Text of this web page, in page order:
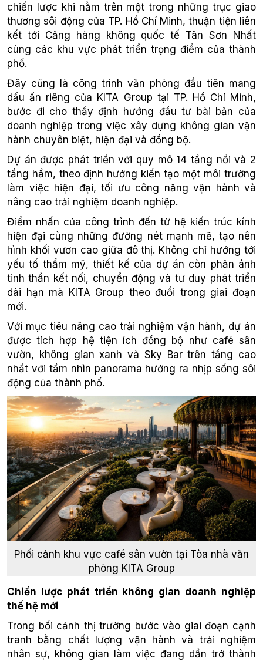
chiến lược khi nằm trên một trong những trục giao
thương sôi động của TP. Hồ Chí Minh, thuận tiện liên
kết tới Cảng hàng không quốc tế Tân Sơn Nhất
cùng các khu vực phát triển trọng điểm của thành
phố.
Đây cũng là công trình văn phòng đầu tiên mang
dấu ấn riêng của KITA Group tại TP. Hồ Chí Minh,
bước đi cho thấy định hướng đầu tư bài bản của
doanh nghiệp trong việc xây dựng không gian vận
hành chuyên biệt, hiện đại và đồng bộ.
Dự án được phát triển với quy mô 14 tầng nổi và 2
tầng hầm, theo định hướng kiến tạo một môi trường
làm việc hiện đại, tối ưu công năng vận hành và
nâng cao trải nghiệm doanh nghiệp.
Điểm nhấn của công trình đến từ hệ kiến trúc kính
hiện đại cùng những đường nét mạnh mẽ, tạo nên
hình khối vươn cao giữa đô thị. Không chỉ hướng tới
yếu tố thẩm mỹ, thiết kế của dự án còn phản ánh
tinh thần kết nối, chuyển động và tư duy phát triển
dài hạn mà KITA Group theo đuổi trong giai đoạn
mới.
Với mục tiêu nâng cao trải nghiệm vận hành, dự án
được tích hợp hệ tiện ích đồng bộ như café sân
vườn, không gian xanh và Sky Bar trên tầng cao
nhất với tầm nhìn panorama hướng ra nhịp sống sôi
động của thành phố.
Phối cảnh khu vực café sân vườn tại Tòa nhà văn
phòng KITA Group
Chiến lược phát triển không gian doanh nghiệp
thế hệ mới
Trong bối cảnh thị trường bước vào giai đoạn cạnh
tranh bằng chất lượng vận hành và trải nghiệm
nhân sự, không gian làm việc đang dần trở thành